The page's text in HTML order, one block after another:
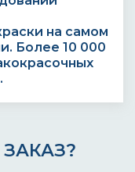
на самом
Более 10 000